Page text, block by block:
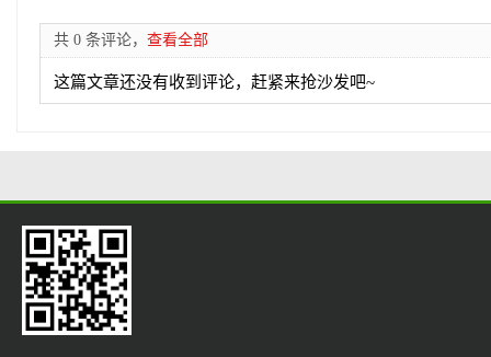
共 0 条评论， 查看全部
这篇文章还没有收到评论，赶紧来抢沙发吧~